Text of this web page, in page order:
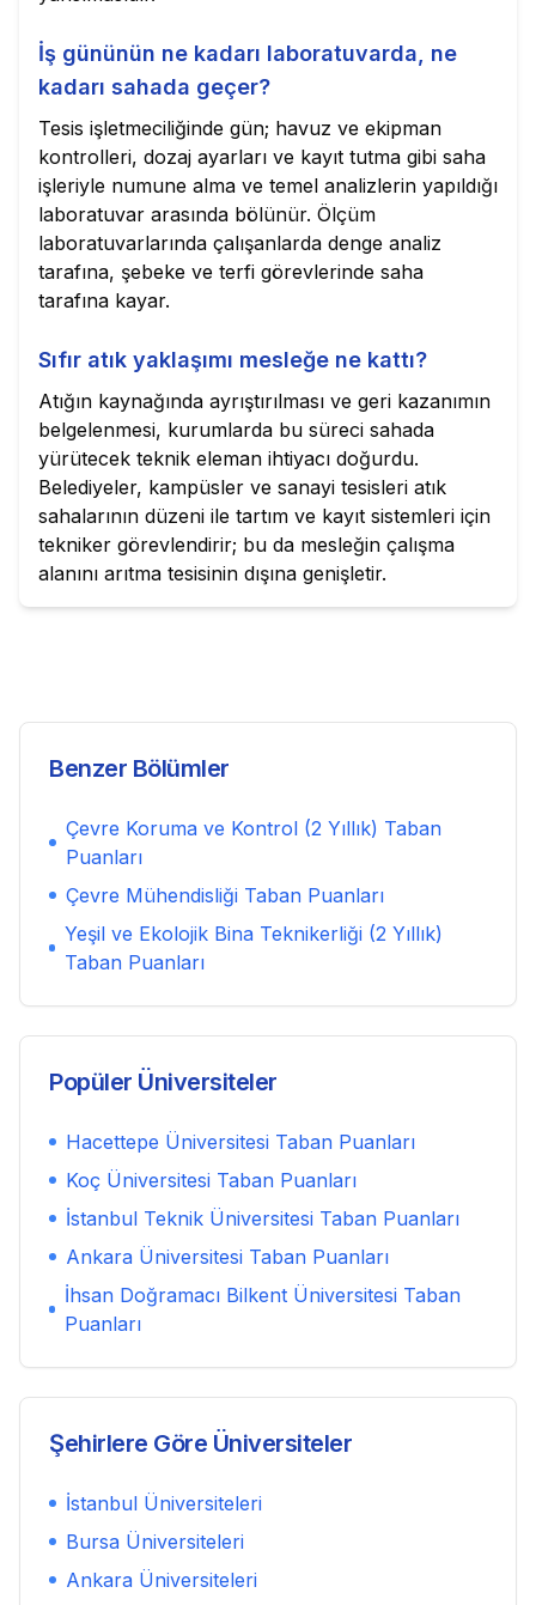
İş gününün ne kadarı laboratuvarda, ne
kadarı sahada geçer?
Tesis işletmeciliğinde gün; havuz ve ekipman
kontrolleri, dozaj ayarları ve kayıt tutma gibi saha
işleriyle numune alma ve temel analizlerin yapıldığı
laboratuvar arasında bölünür. Ölçüm
laboratuvarlarında çalışanlarda denge analiz
tarafına, şebeke ve terfi görevlerinde saha
tarafına kayar.
Sıfır atık yaklaşımı mesleğe ne kattı?
Atığın kaynağında ayrıştırılması ve geri kazanımın
belgelenmesi, kurumlarda bu süreci sahada
yürütecek teknik eleman ihtiyacı doğurdu.
Belediyeler, kampüsler ve sanayi tesisleri atık
sahalarının düzeni ile tartım ve kayıt sistemleri için
tekniker görevlendirir; bu da mesleğin çalışma
alanını arıtma tesisinin dışına genişletir.
Benzer Bölümler
Çevre Koruma ve Kontrol (2 Yıllık) Taban
Puanları
Çevre Mühendisliği Taban Puanları
Yeşil ve Ekolojik Bina Teknikerliği (2 Yıllık)
Taban Puanları
Popüler Üniversiteler
Hacettepe Üniversitesi Taban Puanları
Koç Üniversitesi Taban Puanları
İstanbul Teknik Üniversitesi Taban Puanları
Ankara Üniversitesi Taban Puanları
İhsan Doğramacı Bilkent Üniversitesi Taban
Puanları
Şehirlere Göre Üniversiteler
İstanbul Üniversiteleri
Bursa Üniversiteleri
Ankara Üniversiteleri